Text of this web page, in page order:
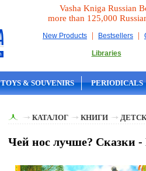
Vasha Kniga Russian
more than 125,000
New Products | Bestsellers |
Libraries
TOYS & SOUVENIRS PERIODICALS
КАТАЛОГ КНИГИ
Чей нос лучше? Сказки